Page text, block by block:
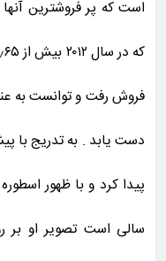
فروش رفت و توانست به
دست یابد . به تدریج با
پیدا کرد و با ظهور